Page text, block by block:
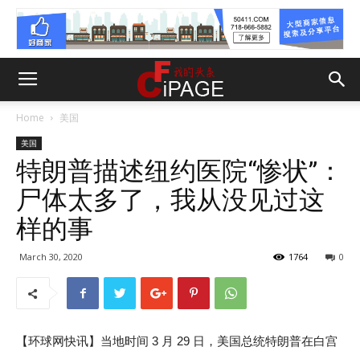
Home 美国
美国
特朗普描述纽约医院“惨状”：
尸体太多了，我从没见过这
样的事
March 30, 2020 0
1764
【环球网快讯】当地时间 3 月 29 日，美国总统特朗普在白宫